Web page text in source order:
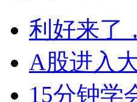
利好来了
A股进入
15分钟学